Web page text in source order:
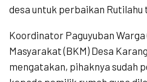
desa untuk perbaikan Rutilahu
Koordinator Paguyuban Warga
Masyarakat (BKM) Desa
mengatakan, pihaknya sudah